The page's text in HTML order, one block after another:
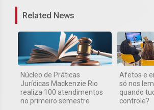
Related News
Núcleo de Práticas
Jurídicas Mackenzie Rio
realiza 100 atendimentos
no primeiro semestre
Afetos e
só nos
quando
controle?